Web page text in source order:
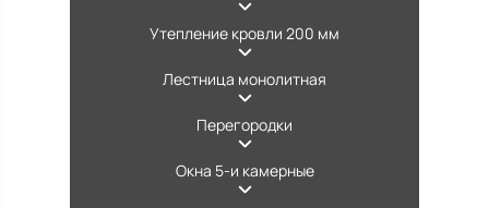
Утепление кровли 200 мм
Лестница монолитная
Перегородки
Окна 5-и камерные